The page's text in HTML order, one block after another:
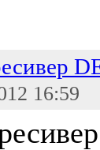
16:59